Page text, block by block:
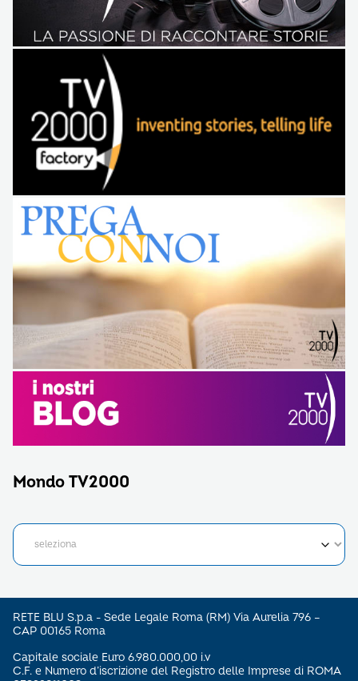
Mondo TV2000
RETE BLU S.p.a - Sede Legale Roma (RM) Via Aurelia 796 –
CAP 00165 Roma
Capitale sociale Euro 6.980.000,00 i.v
C.F. e Numero d’iscrizione del Registro delle Imprese di ROMA